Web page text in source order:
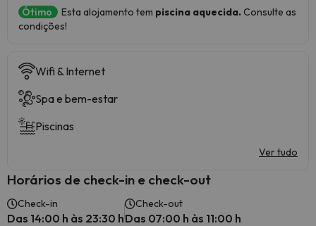
Ótimo Esta alojamento tem piscina aquecida. Consulte as
condições!
Wifi & Internet
Spa e bem-estar
Piscinas
Ver tudo
Horários de check-in e check-out
Check-in
Das 14:00 h às 23:30 h
Check-out
Das 07:00 h às 11:00 h